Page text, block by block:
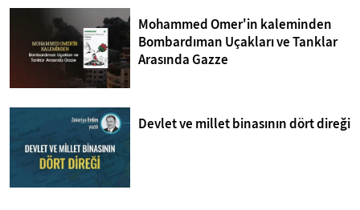
Mohammed Omer'in kaleminden
Bombardıman Uçakları ve Tanklar
Arasında Gazze
Devlet ve millet binasının dört direği